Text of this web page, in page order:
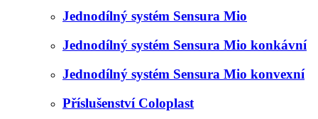
Jednodílný systém Sensura Mio
Jednodílný systém Sensura Mio konkávní
Jednodílný systém Sensura Mio konvexní
Příslušenství Coloplast